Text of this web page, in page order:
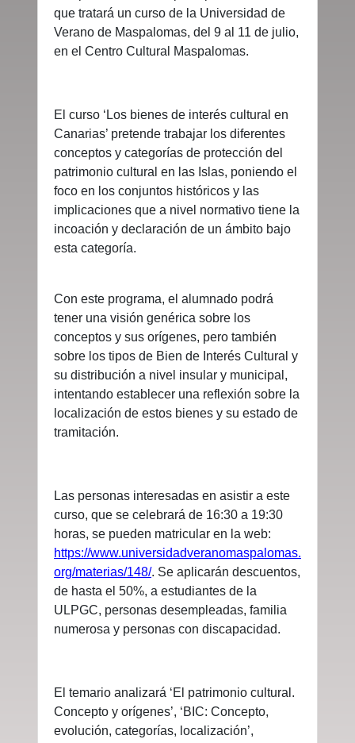
que tratará un curso de la Universidad de
Verano de Maspalomas, del 9 al 11 de julio,
en el Centro Cultural Maspalomas.
El curso ‘Los bienes de interés cultural en
Canarias’ pretende trabajar los diferentes
conceptos y categorías de protección del
patrimonio cultural en las Islas, poniendo el
foco en los conjuntos históricos y las
implicaciones que a nivel normativo tiene la
incoación y declaración de un ámbito bajo
esta categoría.
Con este programa, el alumnado podrá
tener una visión genérica sobre los
conceptos y sus orígenes, pero también
sobre los tipos de Bien de Interés Cultural y
su distribución a nivel insular y municipal,
intentando establecer una reflexión sobre la
localización de estos bienes y su estado de
tramitación.
Las personas interesadas en asistir a este
curso, que se celebrará de 16:30 a 19:30
horas, se pueden matricular en la web:
https://www.universidadveranomaspalomas.
org/materias/148/. Se aplicarán descuentos,
de hasta el 50%, a estudiantes de la
ULPGC, personas desempleadas, familia
numerosa y personas con discapacidad.
El temario analizará ‘El patrimonio cultural.
Concepto y orígenes’, ‘BIC: Concepto,
evolución, categorías, localización’,